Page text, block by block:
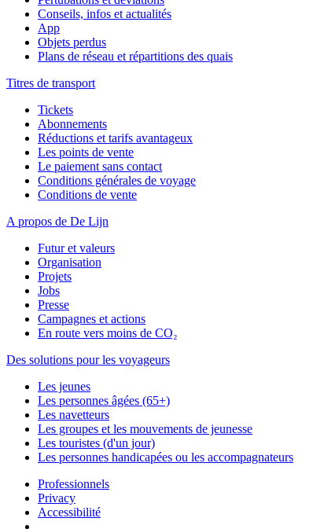
Conseils, infos et actualités
App
Objets perdus
Plans de réseau et répartitions des quais
Titres de transport
Tickets
Abonnements
Réductions et tarifs avantageux
Les points de vente
Le paiement sans contact
Conditions générales de voyage
Conditions de vente
A propos de De Lijn
Futur et valeurs
Organisation
Projets
Jobs
Presse
Campagnes et actions
En route vers moins de CO₂
Des solutions pour les voyageurs
Les jeunes
Les personnes âgées (65+)
Les navetteurs
Les groupes et les mouvements de jeunesse
Les touristes (d'un jour)
Les personnes handicapées ou les accompagnateurs
Professionnels
Privacy
Accessibilité